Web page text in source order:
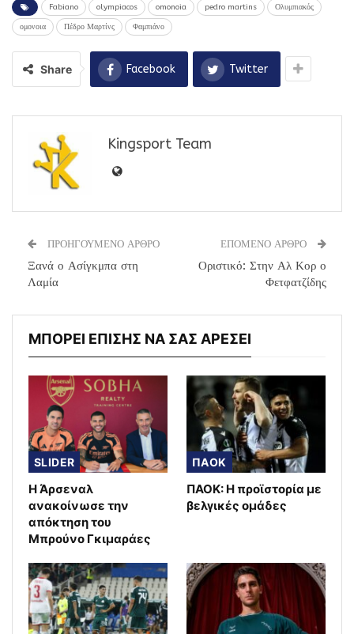
Fabiano olympiacos omonoia pedro martins Ολυμπιακός
ομονοια Πέδρο Μαρτίνς Φαμπιάνο
Share Facebook Twitter
Kingsport Team
ΠΡΟΗΓΟΥΜΕΝΟ ΑΡΘΡΟ
Ξανά ο Ασίγκμπα στη
Λαμία
ΕΠΟΜΕΝΟ ΑΡΘΡΟ
Οριστικό: Στην Αλ Κορ ο
Φετφατζίδης
ΜΠΟΡΕΙ ΕΠΙΣΗΣ ΝΑ ΣΑΣ ΑΡΕΣΕΙ
SLIDER
Η Άρσεναλ
ανακοίνωσε την
απόκτηση του
Μπρούνο Γκιμαράες
ΠΑΟΚ
ΠΑΟΚ: Η προϊστορία με
βελγικές ομάδες